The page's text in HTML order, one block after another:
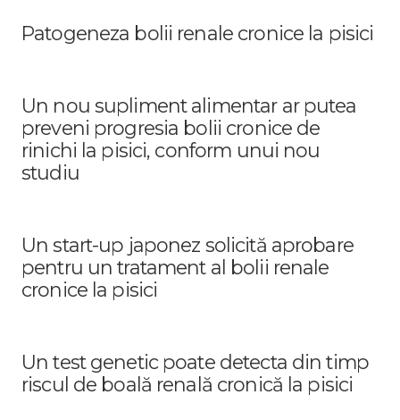
Patogeneza bolii renale cronice la pisici
Un nou supliment alimentar ar putea
preveni progresia bolii cronice de
rinichi la pisici, conform unui nou
studiu
Un start-up japonez solicită aprobare
pentru un tratament al bolii renale
cronice la pisici
Un test genetic poate detecta din timp
riscul de boală renală cronică la pisici